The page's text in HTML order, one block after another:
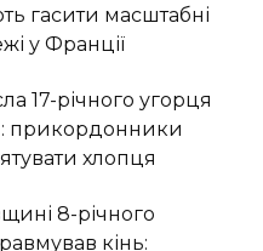
гасити масштабні
у Франції
17-річного угорця
прикордонники
хлопця
8-річного
кінь: